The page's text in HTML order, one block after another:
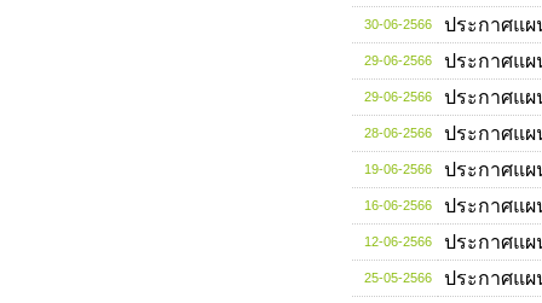
30-06-2566 ประกาศแผ
29-06-2566 ประกาศแผ
29-06-2566 ประกาศแผ
28-06-2566 ประกาศแผ
19-06-2566 ประกาศแผ
16-06-2566 ประกาศแผ
12-06-2566 ประกาศแผ
25-05-2566 ประกาศแผ